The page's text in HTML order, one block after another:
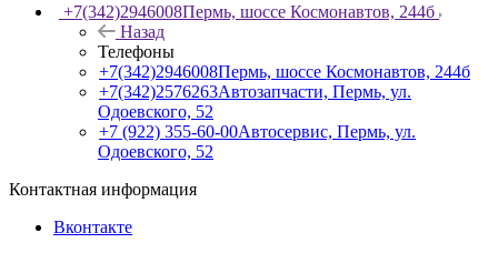
+7(342)2946008Пермь, шоссе Космонавтов, 244б
Назад
Телефоны
+7(342)2946008Пермь, шоссе Космонавтов, 244б
+7(342)2576263Автозапчасти, Пермь, ул.
Одоевского, 52
+7 (922) 355-60-00Автосервис, Пермь, ул.
Одоевского, 52
Контактная информация
Вконтакте